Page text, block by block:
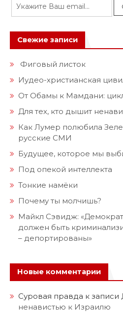
Свежие записи
Фиговый листок
Иудео-христианская
От Обамы к Мамдани:
Для тех, кто дышит
Как Лумер полюбила
русские СМИ
Будущее, которое мы
Под опекой интеллекта
Тонкие намёки
Почему ты молчишь?
Майкл Сэвидж:
должен быть
– депортированы»
Новые комментарии
Суровая правда к записи
ненавистью к Израилю